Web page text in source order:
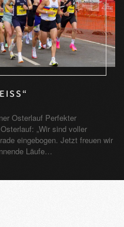
Osterlauf Perfekter
„Wir sind voller
eingebogen. Jetzt freuen wir
Läufe…